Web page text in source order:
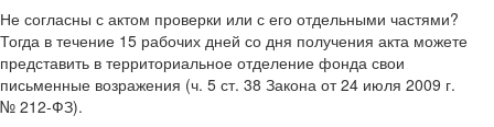
Не согласны с актом проверки или с его отдельными частями?
Тогда в течение 15 рабочих дней со дня получения акта можете
представить в территориальное отделение фонда свои
письменные возражения (ч. 5 ст. 38 Закона от 24 июля 2009 г.
№ 212-ФЗ).